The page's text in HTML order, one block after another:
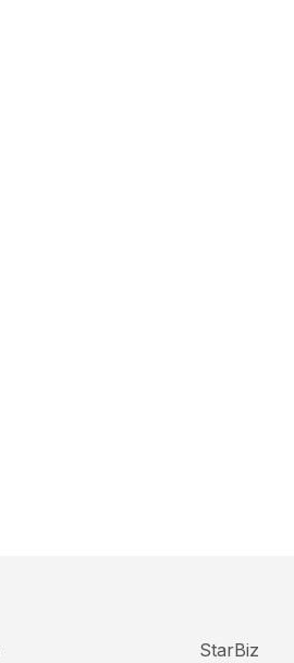
StarBiz